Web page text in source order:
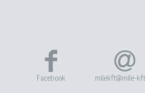
Facebook milekft@mile-